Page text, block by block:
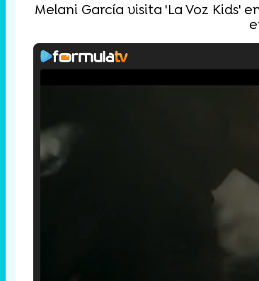
Melani García visita 'La Voz Kids'